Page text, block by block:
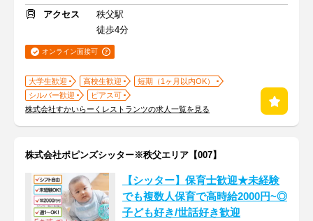
アクセス
秩父駅
徒歩4分
オンライン面接可
大学生歓迎 高校生歓迎
短期（1ヶ月以内OK）
シルバー歓迎
ピアス可
株式会社すかいらーくレストランツの求人一覧を見る
株式会社ポピンズシッター※秩父エリア【007】
【シッター】保育士歓迎★未経験
でも複数人保育で高時給2000円~◎
子ども好き/世話好き歓迎